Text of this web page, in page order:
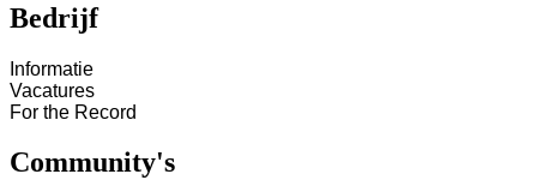
Bedrijf
Informatie
Vacatures
For the Record
Community's